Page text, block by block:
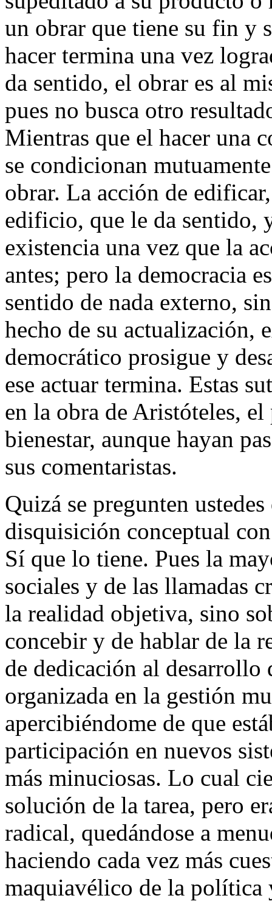
un obrar que tiene su fin y
hacer termina una vez
da sentido, el obrar es al
pues no busca otro
Mientras que el hacer una
se condicionan
obrar. La acción de
edificio, que le da sentido,
existencia una vez que la
antes; pero la democracia
sentido de nada externo,
hecho de su actualización,
democrático prosigue y
ese actuar termina. Estas
en la obra de Aristóteles,
bienestar, aunque hayan
sus comentaristas.
Quizá se pregunten
disquisición conceptual
Sí que lo tiene. Pues la
sociales y de las llamadas
la realidad objetiva, sino
concebir y de hablar de la
de dedicación al
organizada en la gestión
apercibiéndome de que
participación en nuevos
más minuciosas. Lo cual
solución de la tarea, pero
radical, quedándose a
haciendo cada vez más
maquiavélico de la política